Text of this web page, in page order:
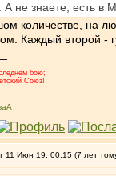
не знаете, есть в
количестве, на
Каждый второй -
бою;
Союз!
11 Июн 19, 00:15 (7 лет